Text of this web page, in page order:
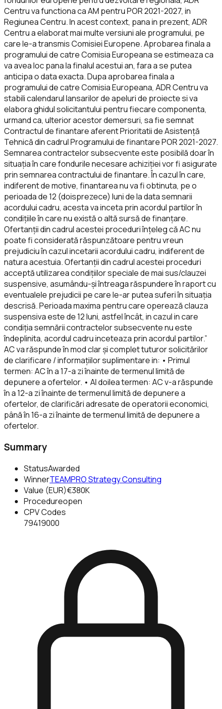
Centru va functiona ca AM pentru POR 2021-2027, in
Regiunea Centru. In acest context, pana in prezent, ADR
Centru a elaborat mai multe versiuni ale programului, pe
care le-a transmis Comisiei Europene. Aprobarea finala a
programului de catre Comisia Europeana se estimeaza ca
va avea loc pana la finalul acestui an, fara a se putea
anticipa o data exacta. Dupa aprobarea finala a
programului de catre Comisia Europeana, ADR Centru va
stabili calendarul lansarilor de apeluri de proiecte si va
elabora ghidul solicitantului pentru fiecare componenta,
urmand ca, ulterior acestor demersuri, sa fie semnat
Contractul de finantare aferent Prioritatii de Asistență
Tehnică din cadrul Programului de finantare POR 2021-2027.
Semnarea contractelor subsecvente este posibilă doar în
situația în care fondurile necesare achiziției vor fi asigurate
prin semnarea contractului de finantare. În cazul în care,
indiferent de motive, finantarea nu va fi obtinuta, pe o
perioada de 12 (doisprezece) luni de la data semnarii
acordului cadru, acesta va inceta prin acordul partilor în
condițiile în care nu există o altă sursă de finanțare.
Ofertanții din cadrul acestei proceduri înțeleg că AC nu
poate fi considerată răspunzătoare pentru vreun
prejudiciu în cazul incetarii acordului cadru, indiferent de
natura acestuia. Ofertanții din cadrul acestei proceduri
acceptă utilizarea condițiilor speciale de mai sus/clauzei
suspensive, asumându-și întreaga răspundere în raport cu
eventualele prejudicii pe care le-ar putea suferi în situația
descrisă. Perioada maxima pentru care operează clauza
suspensiva este de 12 luni, astfel încât, in cazul in care
condiția semnării contractelor subsecvente nu este
îndeplinita, acordul cadru inceteaza prin acordul partilor.”
AC va răspunde în mod clar și complet tuturor solicitărilor
de clarificare / informațiilor suplimentare in: • Primul
termen: AC în a 17-a zi înainte de termenul limită de
depunere a ofertelor. • Al doilea termen: AC v-a răspunde
în a 12-a zi înainte de termenul limită de depunere a
ofertelor, de clarificări adresate de operatorii economici,
până în 16-a zi înainte de termenul limită de depunere a
ofertelor.
Summary
StatusAwarded
WinnerTEAMPRO Strategy Consulting
Value (EUR)€380K
Procedureopen
CPV Codes
79419000